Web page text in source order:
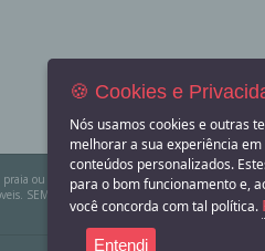
ou sítio para eventos? Aqui você também
SEMPRE consulte a imobiliária ou
🍪 Cookies e
Nós usamos cookies e outras
melhorar a sua experiência
conteúdos personalizados.
para o bom funcionamento e,
você concorda com tal política.
Entendi